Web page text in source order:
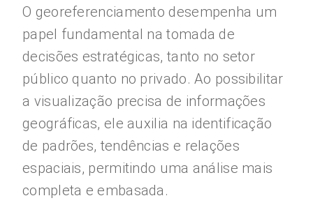
O georeferenciamento desempenha um
papel fundamental na tomada de
decisões estratégicas, tanto no setor
público quanto no privado. Ao possibilitar
a visualização precisa de informações
geográficas, ele auxilia na identificação
de padrões, tendências e relações
espaciais, permitindo uma análise mais
completa e embasada.